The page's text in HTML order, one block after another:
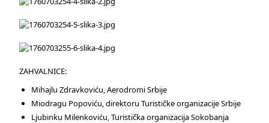
ZAHVALNICE:
Mihajlu Zdravkoviću, Aerodromi Srbije
Miodragu Popoviću, direktoru Turističke organizacije Srbije
Ljubinku Milenkoviću, Turistička organizacija Sokobanja